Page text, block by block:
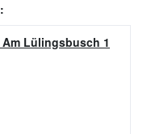
:
Am Lülingsbusch 1